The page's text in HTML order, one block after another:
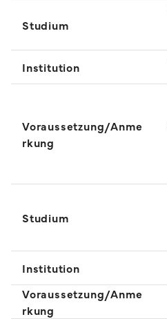
Studium
Institution
Voraussetzung/Anme
rkung
Studium
Institution
Voraussetzung/Anme
rkung